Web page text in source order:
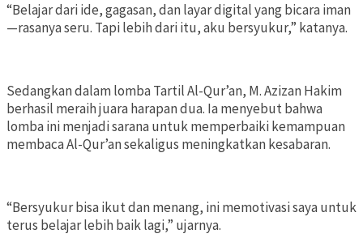
“Belajar dari ide, gagasan, dan layar digital yang bicara iman
—rasanya seru. Tapi lebih dari itu, aku bersyukur,” katanya.
Sedangkan dalam lomba Tartil Al-Qur’an, M. Azizan Hakim
berhasil meraih juara harapan dua. Ia menyebut bahwa
lomba ini menjadi sarana untuk memperbaiki kemampuan
membaca Al-Qur’an sekaligus meningkatkan kesabaran.
“Bersyukur bisa ikut dan menang, ini memotivasi saya untuk
terus belajar lebih baik lagi,” ujarnya.